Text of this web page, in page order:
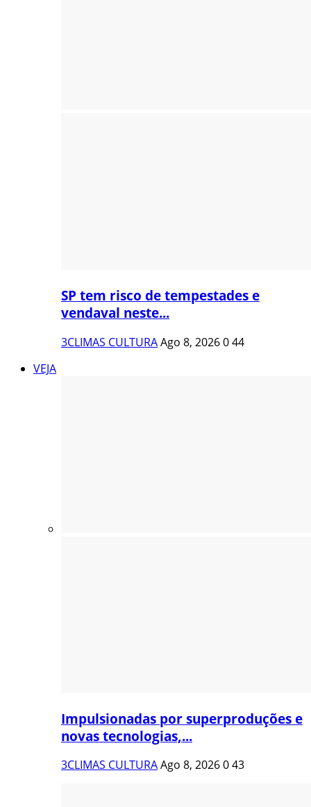
SP tem risco de tempestades e
vendaval neste...
3CLIMAS CULTURAAgo 8, 2026044
VEJA
Impulsionadas por superproduções e
novas tecnologias,...
3CLIMAS CULTURAAgo 8, 2026043